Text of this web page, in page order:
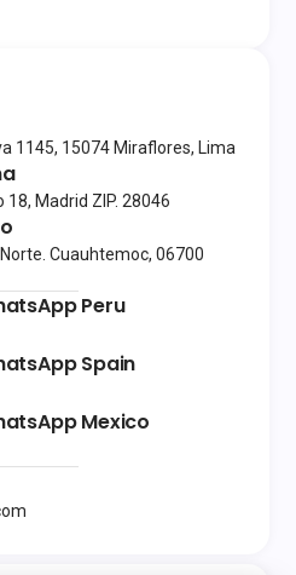
1145, 15074 Miraflores, Lima
18, Madrid ZIP. 28046
Cuauhtemoc, 06700
Peru
Spain
Mexico